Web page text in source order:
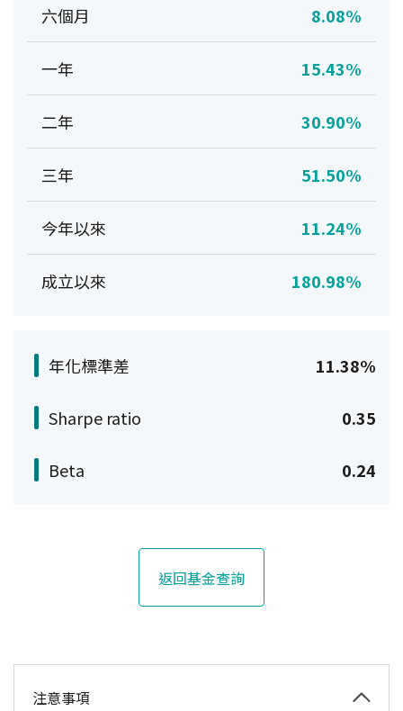
六個月 8.08%
一年 15.43%
二年 30.90%
三年 51.50%
今年以來 11.24%
成立以來 180.98%
年化標準差 11.38%
Sharpe ratio 0.35
Beta 0.24
返回基金查詢
注意事項